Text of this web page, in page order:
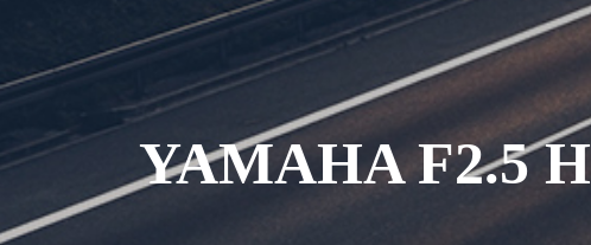
YAMAHA F2.5